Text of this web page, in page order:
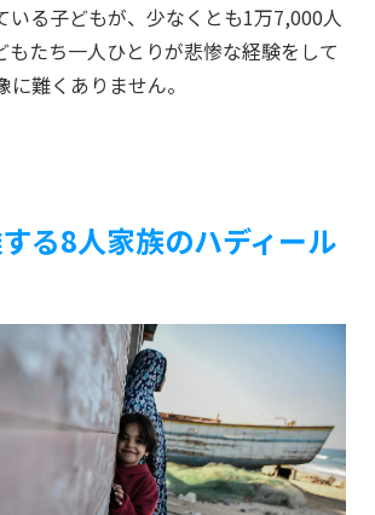
いる子どもが、少なくとも1万7,000人
もたち一人ひとりが悲惨な経験をして
難くありません。
る8人家族のハディール